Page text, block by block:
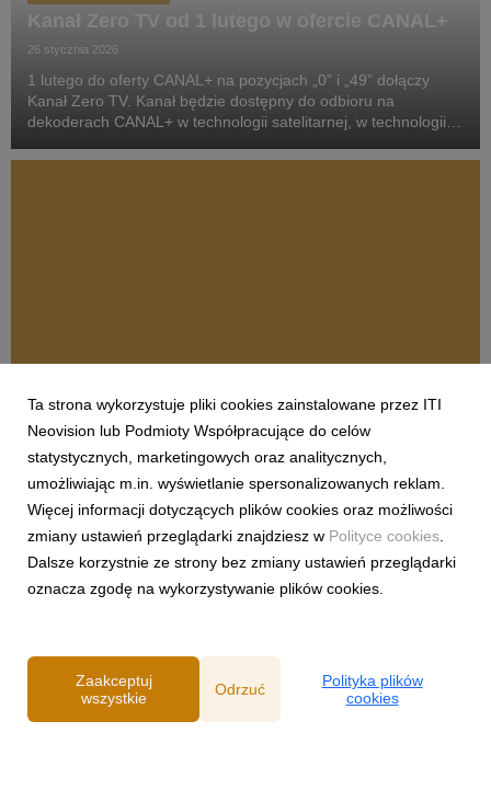
Kanał Zero TV od 1 lutego w ofercie CANAL+
26 stycznia 2026
1 lutego do oferty CANAL+ na pozycjach „0” i „49” dołączy
Kanał Zero TV. Kanał będzie dostępny do odbioru na
dekoderach CANAL+ w technologii satelitarnej, w technologii
oraz w serwisie streamingowym CANAL+. Start em...
OFERTA CANAL+
Zmieniamy się dla was – usługa PREMIERY
CANAL+ przechodzi do aplikacji CANAL+ jako
CANALVOD
10 grudnia 2025
CANAL+ wprowadza zmiany związane z wypożyczaniem
filmów w serwisie PREMIERY CANAL+. To konsekwentny
rozwój i upraszczanie oferty, by zapewniać widzom jeszcze
Ta strona wykorzystuje pliki cookies zainstalowane przez ITI
Neovision lub Podmioty Współpracujące do celów
statystycznych, marketingowych oraz analitycznych,
umożliwiając m.in. wyświetlanie spersonalizowanych reklam.
Więcej informacji dotyczących plików cookies oraz możliwości
zmiany ustawień przeglądarki znajdziesz w Polityce cookies
Dalsze korzystnie ze strony bez zmiany ustawień przeglądarki
oznacza zgodę na wykorzystywanie plików cookies.
Zaakceptuj
wszystkie
Odrzuć
Polityka plików
cookies